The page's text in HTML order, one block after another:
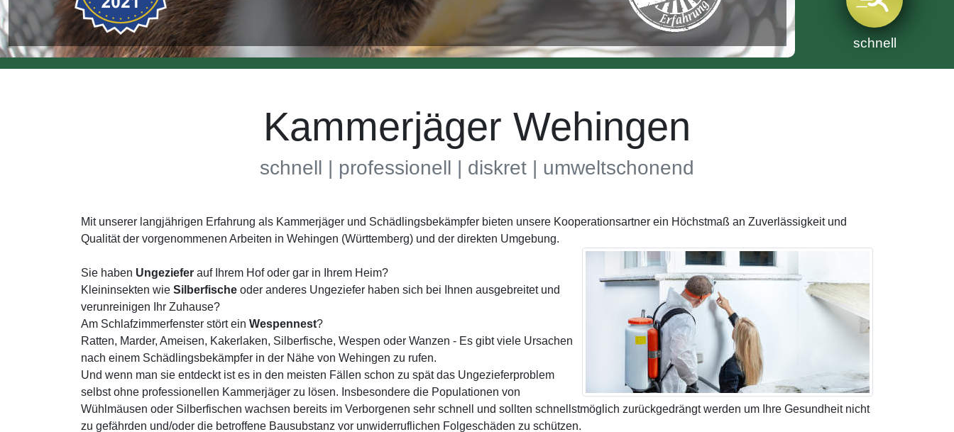
schnell
Kammerjäger Wehingen
schnell | professionell | diskret | umweltschonend
Mit unserer langjährigen Erfahrung als Kammerjäger und Schädlingsbekämpfer bieten unsere Kooperationsartner ein Höchstmaß an Zuverlässigkeit und
Qualität der vorgenommenen Arbeiten in Wehingen (Württemberg) und der direkten Umgebung.
Sie haben Ungeziefer auf Ihrem Hof oder gar in Ihrem Heim?
Kleininsekten wie Silberfische oder anderes Ungeziefer haben sich bei Ihnen ausgebreitet und
verunreinigen Ihr Zuhause?
Am Schlafzimmerfenster stört ein Wespennest?
Ratten, Marder, Ameisen, Kakerlaken, Silberfische, Wespen oder Wanzen - Es gibt viele Ursachen
nach einem Schädlingsbekämpfer in der Nähe von Wehingen zu rufen.
Und wenn man sie entdeckt ist es in den meisten Fällen schon zu spät das Ungezieferproblem
selbst ohne professionellen Kammerjäger zu lösen. Insbesondere die Populationen von
Wühlmäusen oder Silberfischen wachsen bereits im Verborgenen sehr schnell und sollten schnellstmöglich zurückgedrängt werden um Ihre Gesundheit nicht
zu gefährden und/oder die betroffene Bausubstanz vor unwiderruflichen Folgeschäden zu schützen.